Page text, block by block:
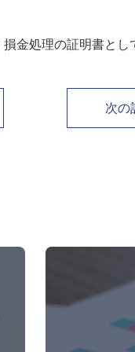
金処理の証明書とし
次の